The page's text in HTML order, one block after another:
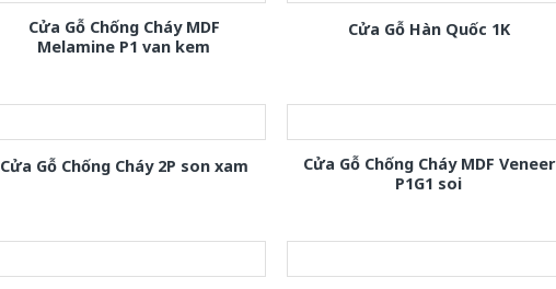
Cửa Gỗ Chống Cháy MDF
Melamine P1 van kem
Cửa Gỗ Hàn Quốc 1K
Cửa Gỗ Chống Cháy 2P son xam
Cửa Gỗ Chống Cháy MDF Veneer
P1G1 soi